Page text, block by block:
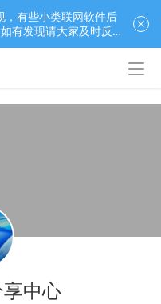
中心
，有些小类联网软件后
有发现请大家及时反
程序应用下载社区！